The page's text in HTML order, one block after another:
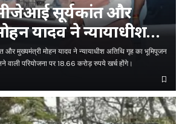
सूर्यकांत और
यादव ने न्यायाधीश
का भूमिपूजन किया
मुख्यमंत्री मोहन यादव ने न्यायाधीश अतिथि गृह का भूमिपूजन
वाली परियोजना पर 18.66 करोड़ रुपये खर्च होंगे।